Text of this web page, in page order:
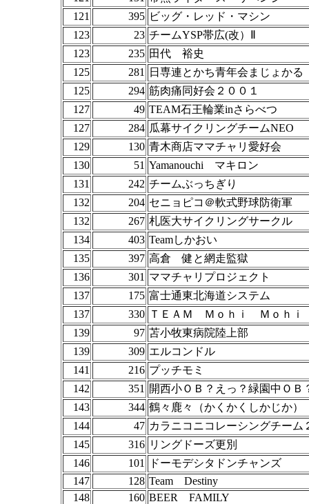
121
395 ビッグ・レッド・マシン
123
23 チームYSP帯広(改）Ⅱ
123
235 田代 裕史
125
281
日専連とかち青年会まじょかる
125
294 筋肉痛同好会２００１
127
49 TEAM石王輪業inさらべつ
127
284 瓜幕サイクリングチームNEO
129
130 青木商店ママチャリ愛好会
130
51 Yamanouchi マキロン
131
242 チームぶっちぎり
132
204 セニョピコ＠軟式野球防衛軍
132
267 札医大サイクリングサークル
134
403 Teamしかおい
135
397 高倉 健と網走監獄
136
301 ママチャリプロジェクト
137
175 富士通東北海道システム
137
330 ＴＥＡＭ Ｍｏｈｉ Ｍｏｈｉ
139
97 苫小牧東病院陸上部
139
309 エルコンドル
141
216 プッチモミ
142
351
開西小ＯＢ？えっ？緑園中ＯＢ
143
344 鶴々鹿々（かくかくしかじか）
144
47 カラニコニコレーシングチーム
145
316 リングドーズ更別
146
101
ドーモデシタドンチャンズ
147
128 Team Destiny
148
160 BEER FAMILY